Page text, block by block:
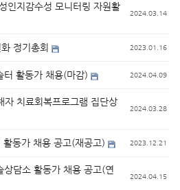
인지감수성 모니터링 자원활
2024.03.14
정기총회 2023.01.16
터 활동가 채용(마감) 2024.04.09
치료회복프로그램 집단상
2024.03.28
동가 채용 공고(재공고) 2023.12.21
담소 활동가 채용 공고(연
2024.04.15